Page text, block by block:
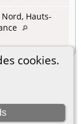
cookies.
Hauts-
of Genealogy
des données